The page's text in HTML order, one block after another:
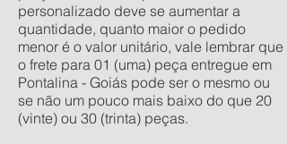
personalizado deve se aumentar a
quantidade, quanto maior o pedido
menor é o valor unitário, vale lembrar que
o frete para 01 (uma) peça entregue em
Pontalina - Goiás pode ser o mesmo ou
se não um pouco mais baixo do que 20
(vinte) ou 30 (trinta) peças.